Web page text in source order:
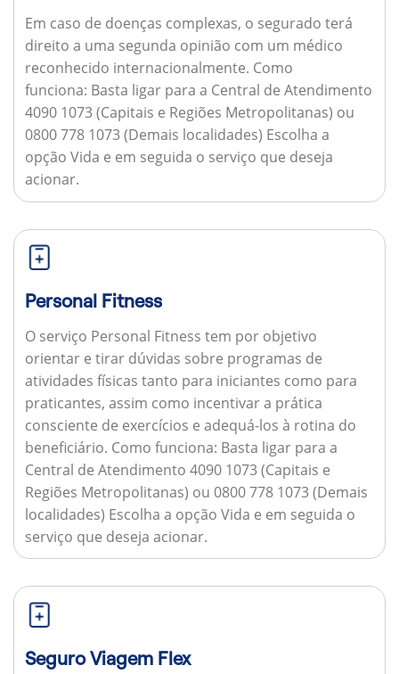
Em caso de doenças complexas, o segurado terá
direito a uma segunda opinião com um médico
reconhecido internacionalmente. Como
funciona: Basta ligar para a Central de Atendimento
4090 1073 (Capitais e Regiões Metropolitanas) ou
0800 778 1073 (Demais localidades) Escolha a
opção Vida e em seguida o serviço que deseja
acionar.
Personal Fitness
O serviço Personal Fitness tem por objetivo
orientar e tirar dúvidas sobre programas de
atividades físicas tanto para iniciantes como para
praticantes, assim como incentivar a prática
consciente de exercícios e adequá-los à rotina do
beneficiário. Como funciona: Basta ligar para a
Central de Atendimento 4090 1073 (Capitais e
Regiões Metropolitanas) ou 0800 778 1073 (Demais
localidades) Escolha a opção Vida e em seguida o
serviço que deseja acionar.
Seguro Viagem Flex